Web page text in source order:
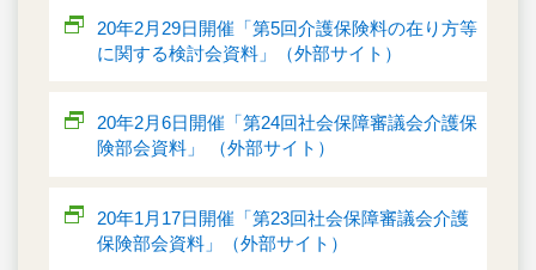
20年2月29日開催「第5回介護保険料の在り方等
に関する検討会資料」（外部サイト）
20年2月6日開催「第24回社会保障審議会介護保
険部会資料」 （外部サイト）
20年1月17日開催「第23回社会保障審議会介護
保険部会資料」（外部サイト）